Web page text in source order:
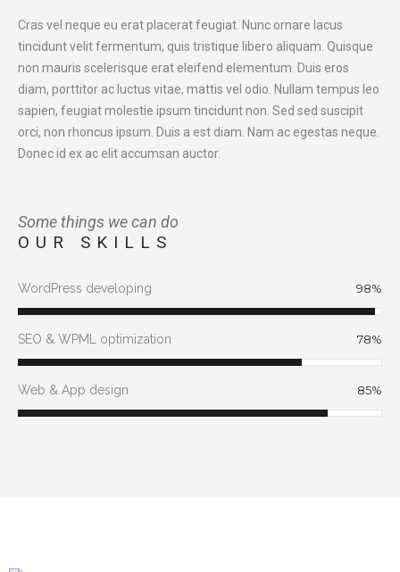
Cras vel neque eu erat placerat feugiat. Nunc ornare lacus
tincidunt velit fermentum, quis tristique libero aliquam. Quisque
non mauris scelerisque erat eleifend elementum. Duis eros
diam, porttitor ac luctus vitae, mattis vel odio. Nullam tempus leo
sapien, feugiat molestie ipsum tincidunt non. Sed sed suscipit
orci, non rhoncus ipsum. Duis a est diam. Nam ac egestas neque.
Donec id ex ac elit accumsan auctor.
Some things we can do
OUR SKILLS
WordPress developing 98%
SEO & WPML optimization 78%
Web & App design 85%